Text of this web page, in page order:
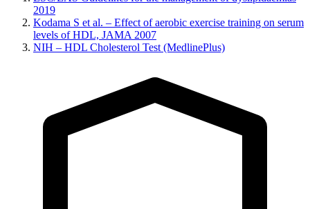
2019
Kodama S et al. – Effect of aerobic exercise training on serum
levels of HDL, JAMA 2007
NIH – HDL Cholesterol Test (MedlinePlus)